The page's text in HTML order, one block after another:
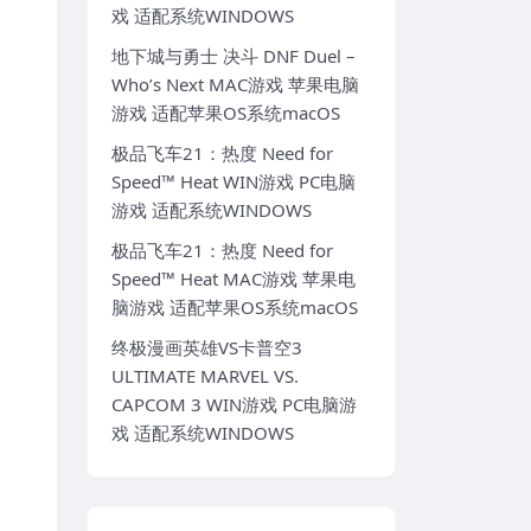
戏 适配系统WINDOWS
地下城与勇士 决斗 DNF Duel –
Who’s Next MAC游戏 苹果电脑
游戏 适配苹果OS系统macOS
极品飞车21：热度 Need for
Speed™ Heat WIN游戏 PC电脑
游戏 适配系统WINDOWS
极品飞车21：热度 Need for
Speed™ Heat MAC游戏 苹果电
脑游戏 适配苹果OS系统macOS
终极漫画英雄VS卡普空3
ULTIMATE MARVEL VS.
CAPCOM 3 WIN游戏 PC电脑游
戏 适配系统WINDOWS